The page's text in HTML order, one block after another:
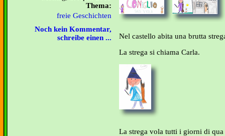
Thema:
freie Geschichten
Noch kein Kommentar,
schreibe einen ...
Nel castello abita una brutta
La strega si chiama Carla.
La strega vola tutti i giorni di